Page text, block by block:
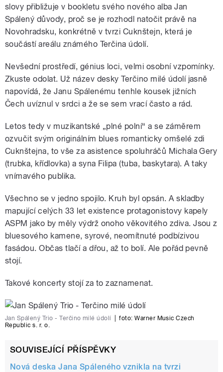
slovy přibližuje v bookletu svého nového alba Jan
Spálený důvody, proč se je rozhodl natočit právě na
Novohradsku, konkrétně v tvrzi Cuknštejn, která je
součástí areálu známého Terčina údolí.
Nevšední prostředí, génius loci, velmi osobní vzpomínky.
Zkuste odolat. Už název desky Terčino milé údolí jasně
napovídá, že Janu Spálenému tenhle kousek jižních
Čech uvíznul v srdci a že se sem vrací často a rád.
Letos tedy v muzikantské „plné polní“ a se záměrem
ozvučit svým originálním blues romanticky omšelé zdi
Cuknštejna, to vše za asistence spoluhráčů Michala Gery
(trubka, křídlovka) a syna Filipa (tuba, baskytara). A taky
vnímavého publika.
Všechno se v jedno spojilo. Kruh byl opsán. A skladby
mapující celých 33 let existence protagonistovy kapely
ASPM jako by měly výdrž onoho věkovitého zdiva. Jsou z
bluesového kamene, syrové, neomítnuté podbízivou
fasádou. Občas tlačí a dřou, až to bolí. Ale pořád pevně
stojí.
Takové koncerty stojí za to zaznamenat.
Jan Spálený Trio - Terčino milé údolí foto:Warner Music Czech
Republic s. r. o.
SOUVISEJÍCÍ PŘÍSPĚVKY
Nová deska Jana Spáleného vznikla na tvrzi